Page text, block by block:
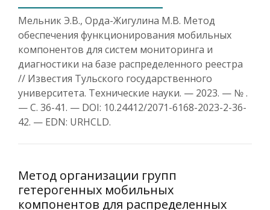
Мельник Э.В., Орда-Жигулина М.В. Метод
обеспечения функционирования мобильных
компонентов для систем мониторинга и
диагностики на базе распределенного реестра
// Известия Тульского государственного
университета. Технические науки. — 2023. — № .
— С. 36-41. — DOI: 10.24412/2071-6168-2023-2-36-
42. — EDN: URHCLD.
Метод организации групп
гетерогенных мобильных
компонентов для распределенных